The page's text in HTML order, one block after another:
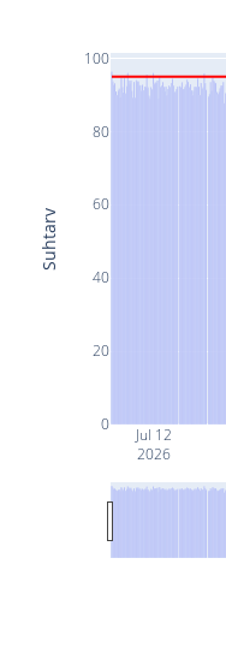
Jul 12
2026
0
20
40
60
80
100
Suhtarv